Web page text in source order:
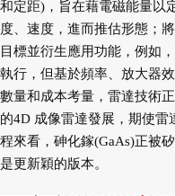
和定距)，旨在藉電磁能量以
度、速度，進而推估形態；
目標並衍生應用功能，例如
執行，但基於頻率、放大器
數量和成本考量，雷達技術
的4D 成像雷達發展，期使
程來看，砷化鎵(GaAs)正被
是更新穎的版本。